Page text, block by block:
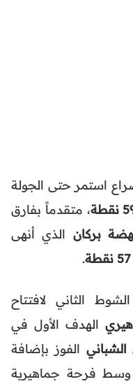
استمر حتى الجولة
، متقدماً بفارق
بركان الذي أنهى
57 نقطة .
الثاني لافتتاح
الهدف الأول في
الشباني الفوز بإضافة
الثاني في الدقيقة 72، وسط فرحة جماهيرية